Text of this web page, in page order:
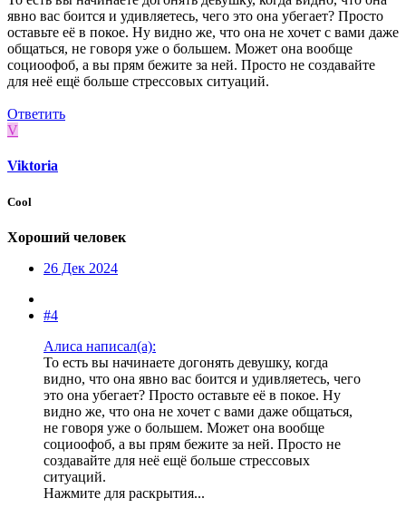
явно вас боится и удивляетесь, чего это она убегает? Просто
оставьте её в покое. Ну видно же, что она не хочет с вами даже
общаться, не говоря уже о большем. Может она вообще
социоофоб, а вы прям бежите за ней. Просто не создавайте
для неё ещё больше стрессовых ситуаций.
Ответить
V
Viktoria
Cool
Хороший человек
26 Дек 2024
#4
Алиса написал(а):
То есть вы начинаете догонять девушку, когда
видно, что она явно вас боится и удивляетесь, чего
это она убегает? Просто оставьте её в покое. Ну
видно же, что она не хочет с вами даже общаться,
не говоря уже о большем. Может она вообще
социоофоб, а вы прям бежите за ней. Просто не
создавайте для неё ещё больше стрессовых
ситуаций.
Нажмите для раскрытия...